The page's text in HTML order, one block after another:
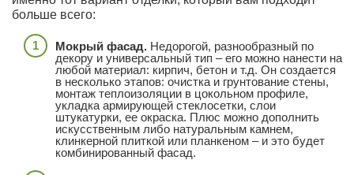
больше всего:
Мокрый фасад. Недорогой, разнообразный по
декору и универсальный тип – его можно нанести на
любой материал: кирпич, бетон и т.д. Он создается
в несколько этапов: очистка и грунтование стены,
монтаж теплоизоляции в цокольном профиле,
укладка армирующей стеклосетки, слои
штукатурки, ее окраска. Плюс можно дополнить
искусственным либо натуральным камнем,
клинкерной плиткой или планкеном – и это будет
комбинированный фасад.